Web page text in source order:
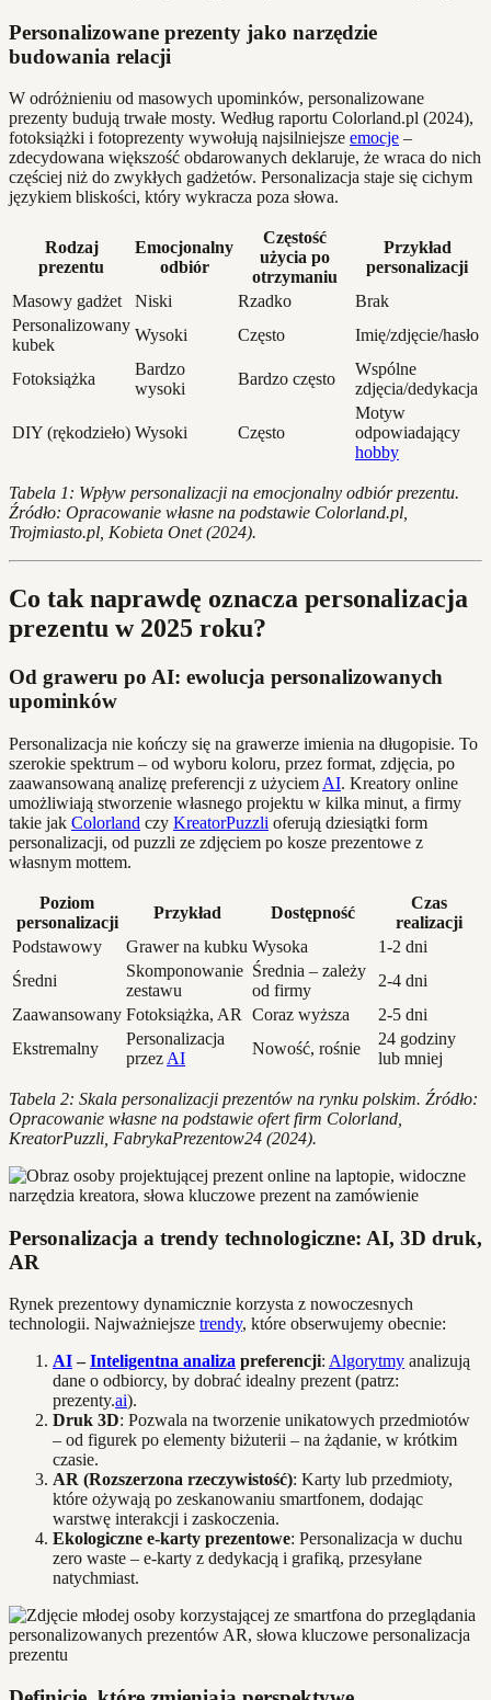
Personalizowane prezenty jako narzędzie
budowania relacji
W odróżnieniu od masowych upominków, personalizowane
prezenty budują trwałe mosty. Według raportu Colorland.pl (2024),
fotoksiążki i fotoprezenty wywołują najsilniejsze emocje –
zdecydowana większość obdarowanych deklaruje, że wraca do nich
częściej niż do zwykłych gadżetów. Personalizacja staje się cichym
językiem bliskości, który wykracza poza słowa.
Rodzaj
prezentu
Emocjonalny
odbiór
Częstość
użycia po
otrzymaniu
Przykład
personalizacji
Masowy gadżet
Niski Rzadko
Brak
Personalizowany
kubek
Wysoki Często Imię/zdjęcie/hasło
Fotoksiążka
Bardzo
wysoki
Bardzo często
Wspólne
zdjęcia/dedykacja
DIY (rękodzieło) Wysoki Często
Motyw
odpowiadający
hobby
Tabela 1: Wpływ personalizacji na emocjonalny odbiór prezentu.
Źródło: Opracowanie własne na podstawie Colorland.pl,
Trojmiasto.pl, Kobieta Onet (2024).
Co tak naprawdę oznacza personalizacja
prezentu w 2025 roku?
Od graweru po AI: ewolucja personalizowanych
upominków
Personalizacja nie kończy się na grawerze imienia na długopisie. To
szerokie spektrum – od wyboru koloru, przez format, zdjęcia, po
zaawansowaną analizę preferencji z użyciem AI. Kreatory online
umożliwiają stworzenie własnego projektu w kilka minut, a firmy
takie jak Colorland czy KreatorPuzzli oferują dziesiątki form
personalizacji, od puzzli ze zdjęciem po kosze prezentowe z
własnym mottem.
Poziom
personalizacji
Przykład Dostępność
Czas
realizacji
Podstawowy
Grawer na kubku Wysoka
1-2 dni
Średni
Skomponowanie
zestawu
Średnia – zależy
od firmy
2-4 dni
Zaawansowany Fotoksiążka, AR Coraz wyższa
2-5 dni
Ekstremalny
Personalizacja
przez AI
Nowość, rośnie
24 godziny
lub mniej
Tabela 2: Skala personalizacji prezentów na rynku polskim. Źródło:
Opracowanie własne na podstawie ofert firm Colorland,
KreatorPuzzli, FabrykaPrezentow24 (2024).
Personalizacja a trendy technologiczne: AI, 3D druk,
AR
Rynek prezentowy dynamicznie korzysta z nowoczesnych
technologii. Najważniejsze trendy, które obserwujemy obecnie:
AI–Inteligentna analiza preferencji: Algorytmy analizują
dane o odbiorcy, by dobrać idealny prezent (patrz:
prezenty.ai).
Druk 3D: Pozwala na tworzenie unikatowych przedmiotów
– od figurek po elementy biżuterii – na żądanie, w krótkim
czasie.
AR (Rozszerzona rzeczywistość): Karty lub przedmioty,
które ożywają po zeskanowaniu smartfonem, dodając
warstwę interakcji i zaskoczenia.
Ekologiczne e-karty prezentowe: Personalizacja w duchu
zero waste – e-karty z dedykacją i grafiką, przesyłane
natychmiast.